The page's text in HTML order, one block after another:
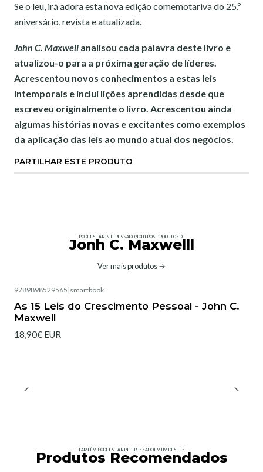
Se o leu, irá adora esta nova edição comemotariva do 25.º
aniversário, revista e atualizada.
John C. Maxwell analisou cada palavra deste livro e
atualizou-o para a próxima geração de líderes.
Acrescentou novos conhecimentos a estas leis
intemporais e inclui lições aprendidas desde que
escreveu originalmente o livro. Acrescentou ainda
algumas histórias novas e excitantes como exemplos
da aplicação das leis ao mundo atual dos negócios.
PARTILHAR ESTE PRODUTO
PODE ESTAR INTERESSADO NOUTROS PRODUTOS DE
Jonh C. Maxwelll
Ver mais produtos
9789898529565 |smartbook
As 15 Leis do Crescimento Pessoal - John C.
Maxwell
18,90€ EUR
TAMBÉM PODE ESTAR INTERESSADO EM UM DESTES
Produtos Recomendados